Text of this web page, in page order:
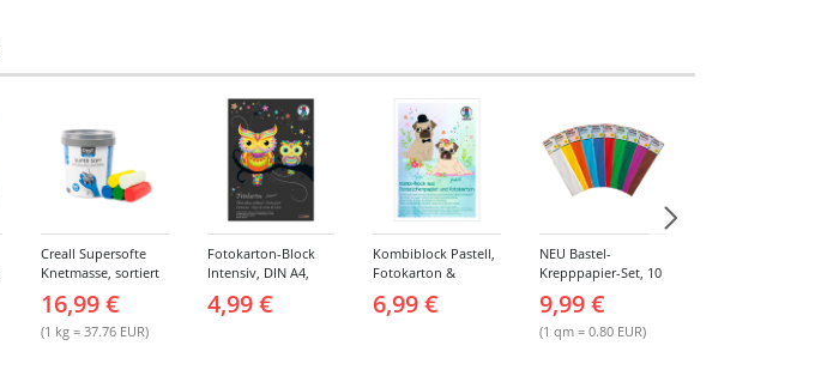
Creall Supersofte
Knetmasse, sortiert
16,99 €
(1 kg = 37.76 EUR)
Fotokarton-Block
Intensiv, DIN A4,
10 sortierte Farben
4,99 €
Kombiblock Pastell,
Fotokarton &
10 + 10 Blatt, 23 x 33
6,99 €
NEU Bastel-
Krepppapier-Set, 10
50x250cm
9,99 €
(1 qm = 0.80 EUR)